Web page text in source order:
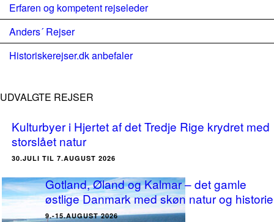
Erfaren og kompetent rejseleder
Anders´ Rejser
Historiskerejser.dk anbefaler
UDVALGTE REJSER
Kulturbyer i Hjertet af det Tredje Rige krydret med
storslået natur
30.JULI TIL 7.AUGUST 2026
Gotland, Øland og Kalmar – det gamle
østlige Danmark med skøn natur og historie
9.-15.AUGUST 2026